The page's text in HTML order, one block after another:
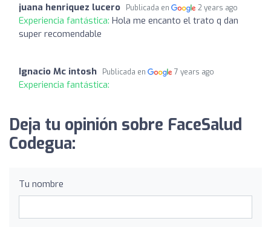
juana henriquez lucero Publicada en 2 years ago
Experiencia fantástica: Hola me encanto el trato q dan
super recomendable
Ignacio Mc intosh Publicada en 7 years ago
Experiencia fantástica:
Deja tu opinión sobre FaceSalud
Codegua:
Tu nombre